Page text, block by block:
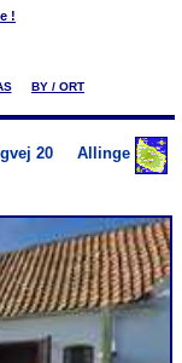
!
BY / ORT
20 Allinge